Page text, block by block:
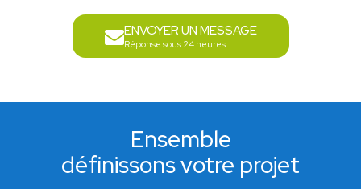
ENVOYER UN MESSAGE
Réponse sous 24 heures
Ensemble
définissons votre projet